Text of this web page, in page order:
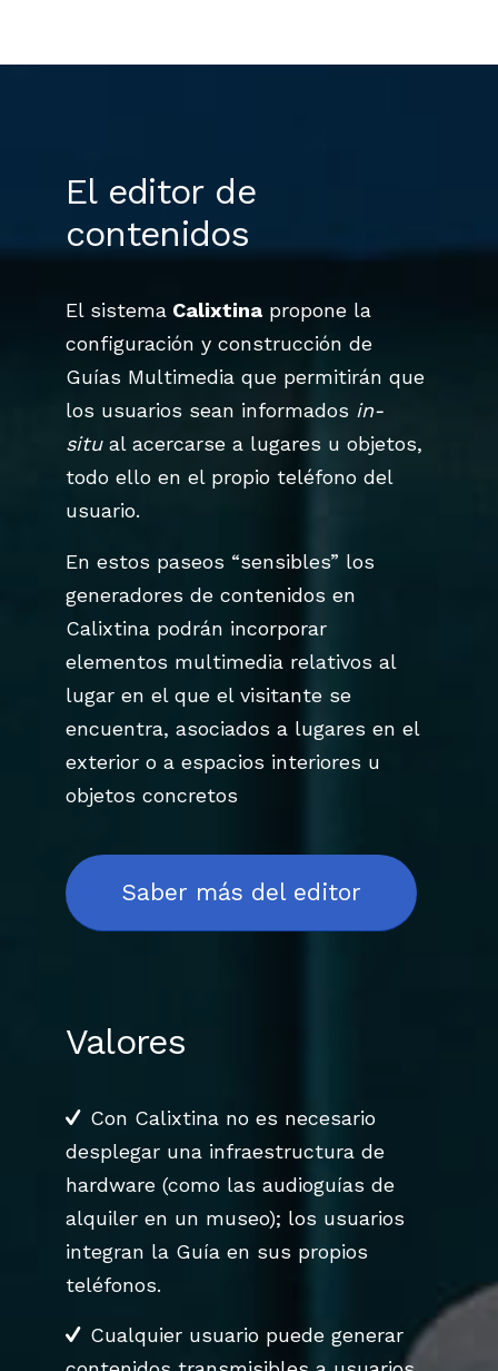
El editor de
contenidos
El sistemaCalixtinapropone la
configuración y construcción de
Guías Multimedia que permitirán que
los usuarios sean informados in-
situal acercarse a lugares u objetos,
todo ello en el propio teléfono del
usuario.
En estos paseos “sensibles” los
generadores de contenidos en
Calixtina podrán incorporar
elementos multimedia relativos al
lugar en el que el visitante se
encuentra, asociados a lugares en el
exterior o a espacios interiores u
objetos concretos
Saber más del editor
Valores
Con Calixtina no es necesario
desplegar una infraestructura de
hardware (como las audioguías de
alquiler en un museo); los usuarios
integran la Guía en sus propios
teléfonos.
Cualquier usuario puede generar